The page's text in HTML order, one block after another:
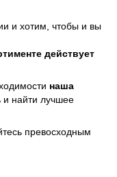
и хотим, чтобы и вы
действует
наша
и найти лучшее
превосходным